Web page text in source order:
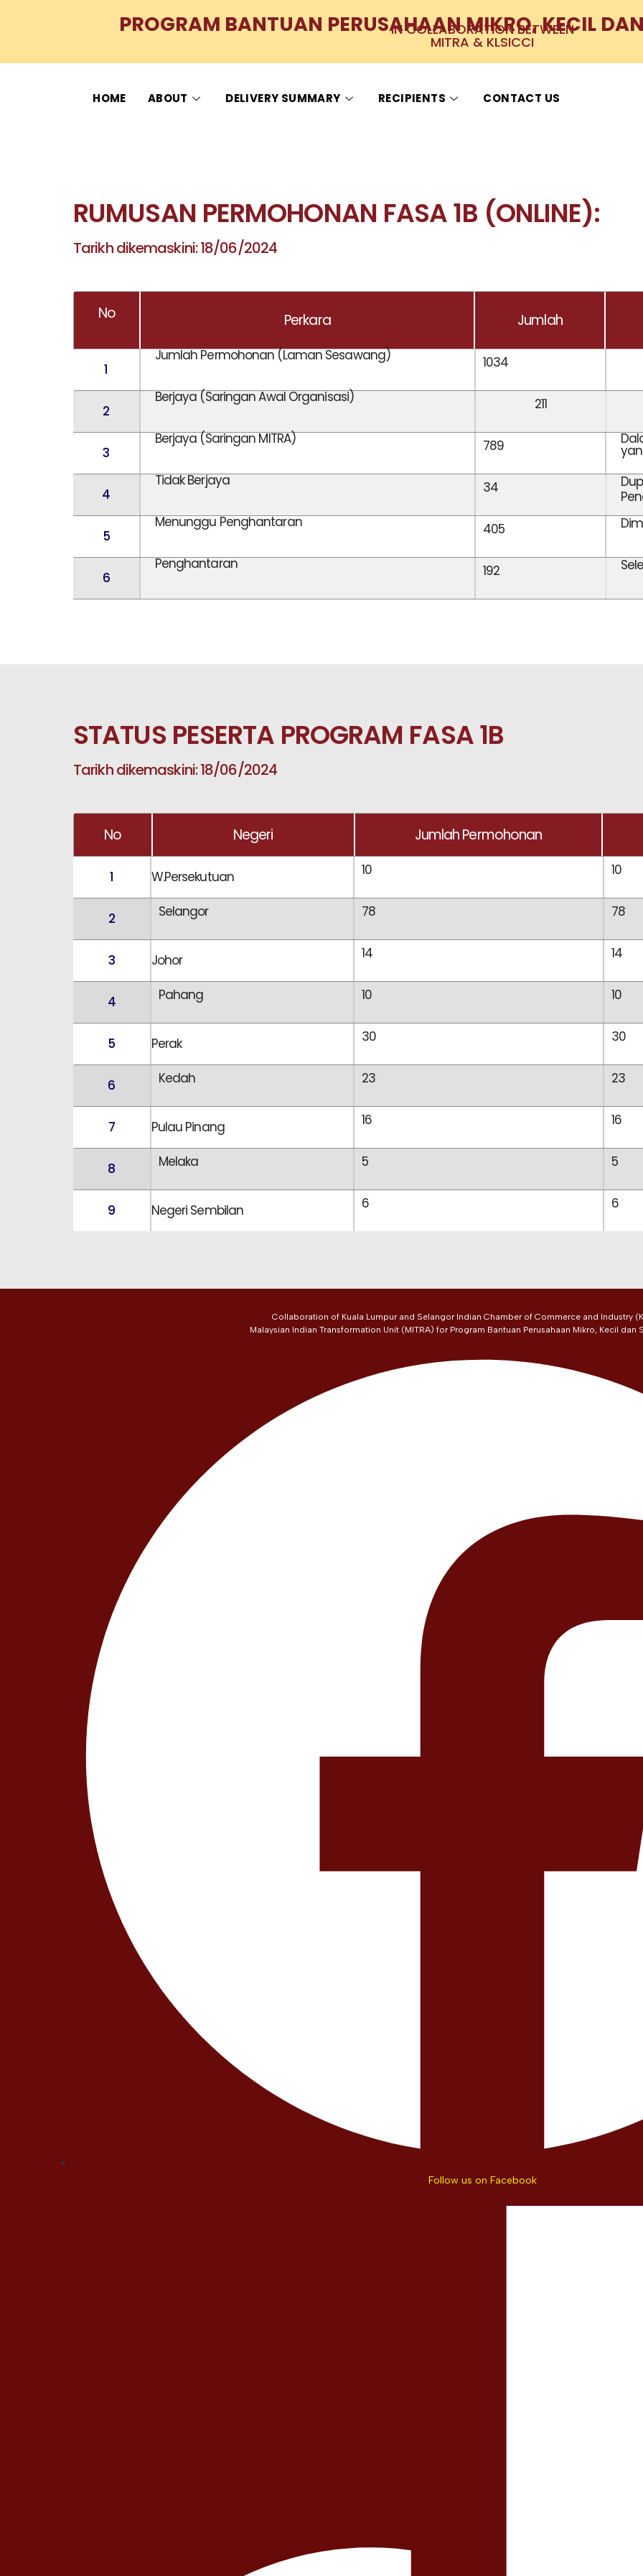
PROGRAM BANTUAN PERUSAHAAN MIKRO, KECIL
IN COLLABORATION BETWEEN
MITRA & KLSICCI
HOME ABOUT DELIVERY SUMMARY RECIPIENTS CONTACT US
RUMUSAN PERMOHONAN FASA 1B (ONLINE):
Tarikh dikemaskini: 18/06/2024
No Perkara Jumlah
1
Jumlah Permohonan (Laman Sesawang) 1034
2
Berjaya (Saringan Awal Organisasi) 211
3
Berjaya (Saringan MITRA) 789
4
Tidak Berjaya 34
5
Menunggu Penghantaran 405
6
Penghantaran 192
STATUS PESERTA PROGRAM FASA 1B
Tarikh dikemaskini: 18/06/2024
No Negeri Jumlah Permohonan
1 W.Persekutuan 10 10
2 Selangor 78 78
3 Johor 14 14
4 Pahang 10 10
5 Perak 30 30
6 Kedah 23 23
7 Pulau Pinang 16 16
8 Melaka 5 5
9 Negeri Sembilan 6 6
Collaboration of Kuala Lumpur and Selangor Indian Chamber of Commerce and Industry
Malaysian Indian Transformation Unit (MITRA) for Program Bantuan Perusahaan Mikro, Kecil dan
Follow us on Facebook